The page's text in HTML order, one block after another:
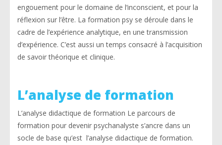
engouement pour le domaine de l’inconscient, et pour la
réflexion sur l’être. La formation psy se déroule dans le
cadre de l’expérience analytique, en une transmission
d’expérience. C’est aussi un temps consacré à l’acquisition
de savoir théorique et clinique.
L’analyse de formation
L’analyse didactique de formation Le parcours de
formation pour devenir psychanalyste s’ancre dans un
socle de base qu’est l’analyse didactique de formation.